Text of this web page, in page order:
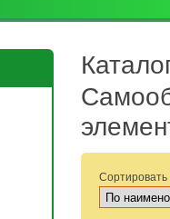
Сортировать